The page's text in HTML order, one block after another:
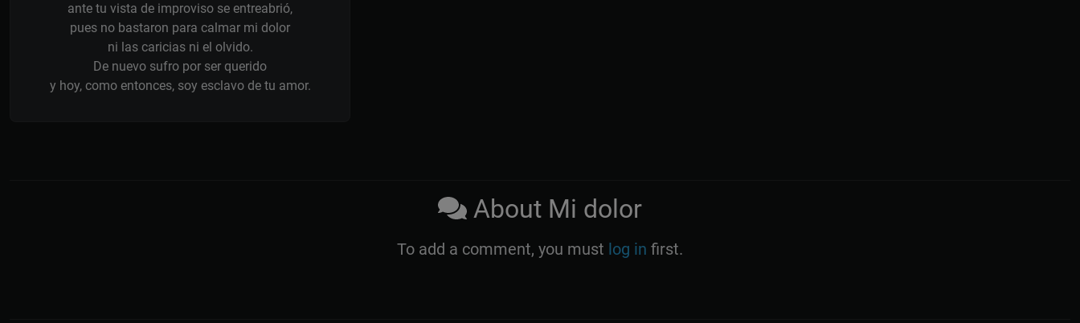
ante tu vista de improviso se entreabrió,
pues no bastaron para calmar mi dolor
ni las caricias ni el olvido.
De nuevo sufro por ser querido
y hoy, como entonces, soy esclavo de tu amor.
About Mi dolor
To add a comment, you must log in first.